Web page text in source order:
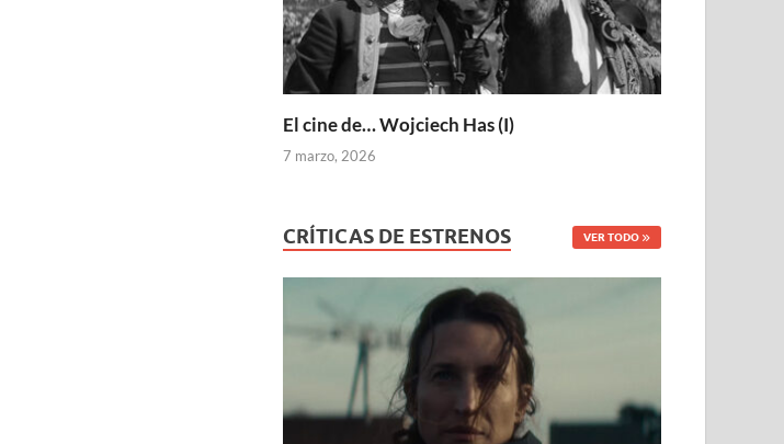
El cine de… Wojciech Has (I)
7 marzo, 2026
CRÍTICAS DE ESTRENOS VER TODO